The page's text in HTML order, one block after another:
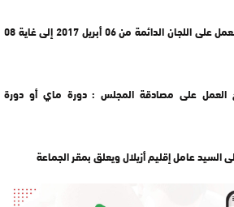
ـ مرحلة عرض مشروع برنامج العمل على اللجان الدائمة من 06 أبريل 2017 إلى غاية 08
العمل على مصادقة المجلس : دورة ماي أو دورة
إلى السيد عامل إقليم أزيلال ويعلق بمقر الجماعة